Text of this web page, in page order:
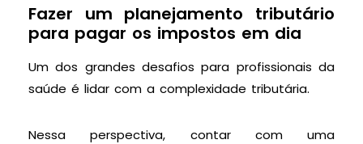
Fazer um planejamento tributário
para pagar os impostos em dia
Um dos grandes desafios para profissionais da
saúde é lidar com a complexidade tributária.
Nessa perspectiva, contar com uma